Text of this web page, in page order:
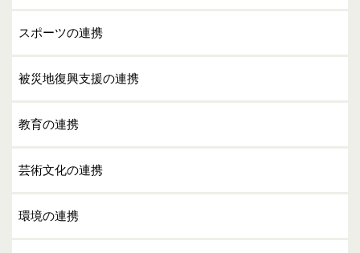
スポーツの連携
被災地復興支援の連携
教育の連携
芸術文化の連携
環境の連携